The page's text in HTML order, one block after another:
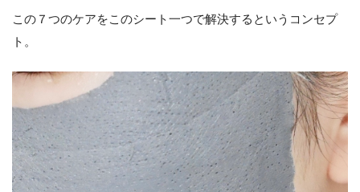
この７つのケアをこのシート一つで解決するというコンセプ
ト。